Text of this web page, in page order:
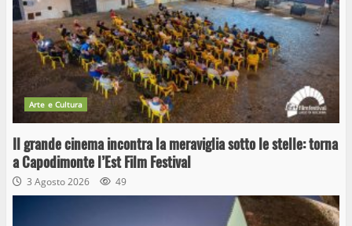
Arte e Cultura
Il grande cinema incontra la meraviglia sotto le stelle: torna
a Capodimonte l’Est Film Festival
3 Agosto 2026 49